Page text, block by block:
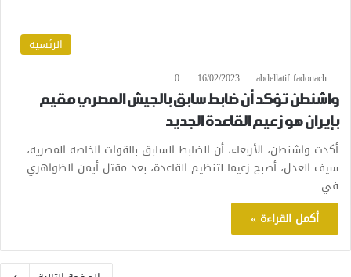
الرئسية
abdellatif fadouach
16/02/2023
0
واشنطن تؤكد أن ضابط سابق بالجيش المصري مقيم
بإيران هو زعيم القاعدة الجديد
أكدت واشنطن، الأربعاء، أن الضابط السابق بالقوات الخاصة المصرية،
سيف العدل، أصبح زعيما لتنظيم القاعدة، بعد مقتل أيمن الظواهري
في…
أكمل القراءة »